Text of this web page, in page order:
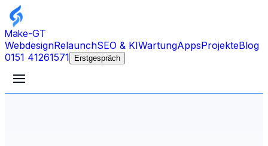
Make-GT
WebdesignRelaunchSEO & KIWartungAppsProjekteBlog
0151 41261571
Erstgespräch